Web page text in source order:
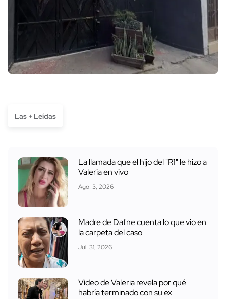
Las + Leídas
La llamada que el hijo del "R1" le hizo a
Valeria en vivo
Ago. 3, 2026
Madre de Dafne cuenta lo que vio en
la carpeta del caso
Jul. 31, 2026
Video de Valeria revela por qué
habría terminado con su ex